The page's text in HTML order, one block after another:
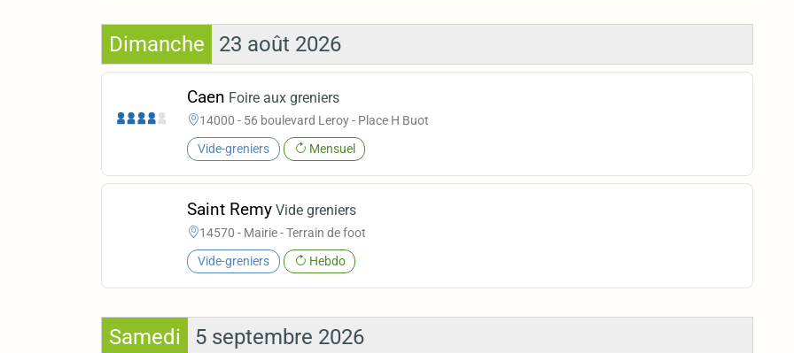
Dimanche 23 août 2026
Caen Foire aux greniers
14000 - 56 boulevard Leroy - Place H Buot
Vide-greniers Mensuel
Saint Remy Vide greniers
14570 - Mairie - Terrain de foot
Vide-greniers Hebdo
Samedi 5 septembre 2026